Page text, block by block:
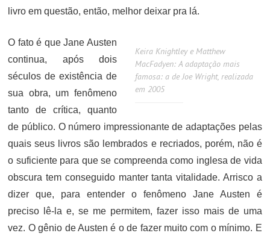
livro em questão, então, melhor deixar pra lá.
Keira Knightley e Matthew
MacFadyen: A adaptação mais
famosa: a de Joe Wright, realizada
em 2005
O fato é que Jane Austen
continua, após dois
séculos de existência de
sua obra, um fenômeno
tanto de crítica, quanto
de público. O número impressionante de adaptações pelas
quais seus livros são lembrados e recriados, porém, não é
o suficiente para que se compreenda como inglesa de vida
obscura tem conseguido manter tanta vitalidade. Arrisco a
dizer que, para entender o fenômeno Jane Austen é
preciso lê-la e, se me permitem, fazer isso mais de uma
vez. O gênio de Austen é o de fazer muito com o mínimo. E